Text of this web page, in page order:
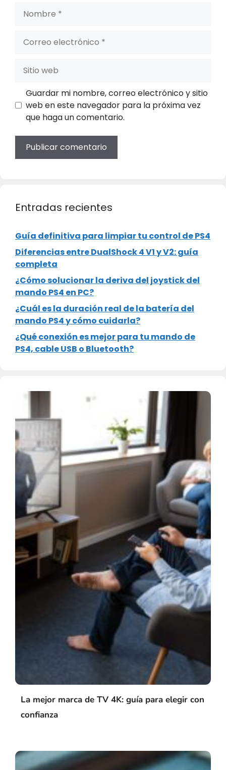
Nombre
electrónico
Sitio
web
Guardar mi nombre, correo electrónico y sitio
web en este navegador para la próxima vez
que haga un comentario.
Entradas recientes
Guía definitiva para limpiar tu control de PS4
Diferencias entre DualShock 4 V1 y V2: guía
completa
¿Cómo solucionar la deriva del joystick del
mando PS4 en PC?
¿Cuál es la duración real de la batería del
mando PS4 y cómo cuidarla?
¿Qué conexión es mejor para tu mando de
PS4, cable USB o Bluetooth?
La mejor marca de TV 4K: guía para elegir con
confianza